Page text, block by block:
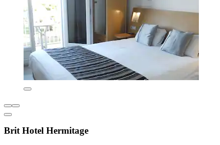
Brit Hotel Hermitage